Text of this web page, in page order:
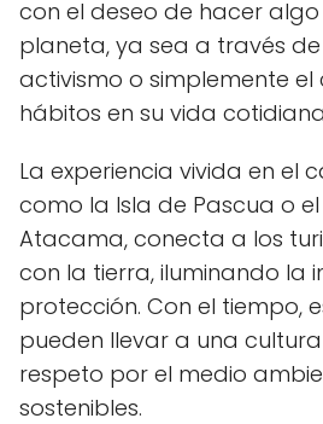
con el deseo de hacer
planeta, ya sea a través
activismo o simplemente
hábitos en su vida
La experiencia vivida en el
como la Isla de Pascua o
Atacama, conecta a los
con la tierra, iluminando la
protección. Con el tiempo,
pueden llevar a una
respeto por el medio
sostenibles.